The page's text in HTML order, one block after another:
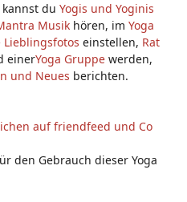
kannst du Yogis und Yoginis
Musik hören, im Yoga
Lieblingsfotos einstellen, Rat
einerYoga Gruppe werden,
und Neues berichten.
auf friendfeed und Co
den Gebrauch dieser Yoga